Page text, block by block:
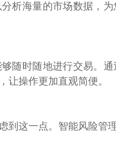
析海量的市场数据，
随时随地进行交易。
让操作更加直观简便。
到这一点。智能风险管